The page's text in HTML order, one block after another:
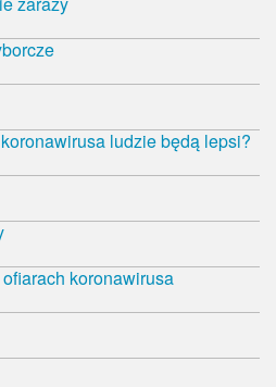
ludzie będą lepsi?
koronawirusa